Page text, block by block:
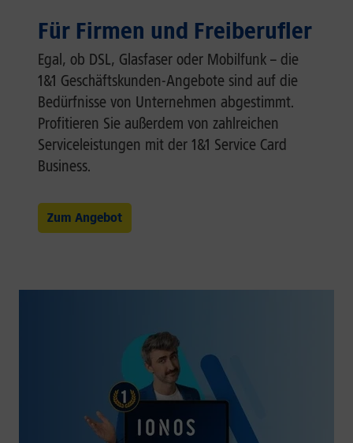
Für Firmen und Freiberufler
Egal, ob DSL, Glasfaser oder Mobilfunk – die
1&1 Geschäftskunden-Angebote sind auf die
Bedürfnisse von Unternehmen abgestimmt.
Profitieren Sie außerdem von zahlreichen
Serviceleistungen mit der 1&1 Service Card
Business.
Zum Angebot